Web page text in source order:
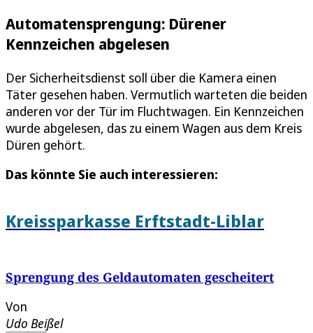
Automatensprengung: Dürener
Kennzeichen abgelesen
Der Sicherheitsdienst soll über die Kamera einen
Täter gesehen haben. Vermutlich warteten die beiden
anderen vor der Tür im Fluchtwagen. Ein Kennzeichen
wurde abgelesen, das zu einem Wagen aus dem Kreis
Düren gehört.
Das könnte Sie auch interessieren:
Kreissparkasse Erftstadt-Liblar
Sprengung des Geldautomaten gescheitert
Von
Udo Beißel